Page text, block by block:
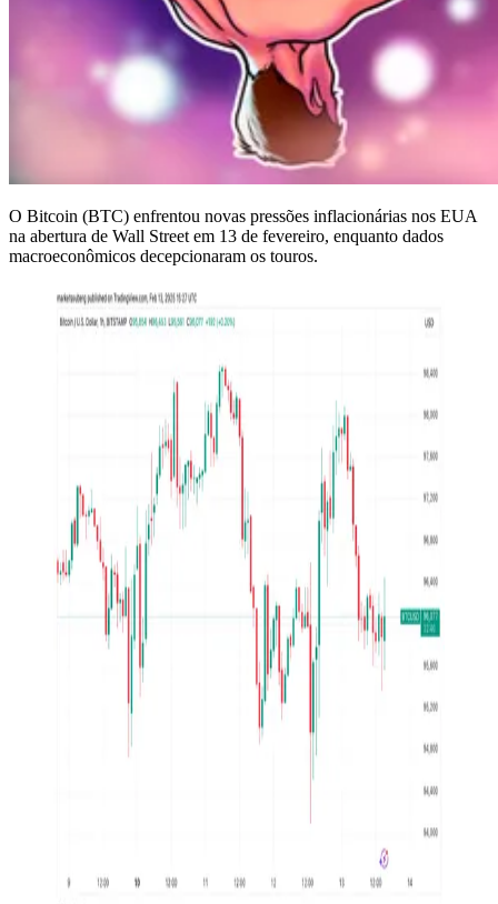
O Bitcoin (BTC) enfrentou novas pressões inflacionárias nos EUA
na abertura de Wall Street em 13 de fevereiro, enquanto dados
macroeconômicos decepcionaram os touros.